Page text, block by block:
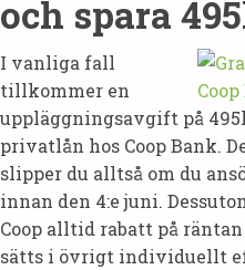
och spara
I vanliga fall
tillkommer en
uppläggningsavgift på
privatlån hos Coop Bank.
slipper du alltså om du
innan den 4:e juni.
Coop alltid rabatt på
sätts i övrigt individuellt